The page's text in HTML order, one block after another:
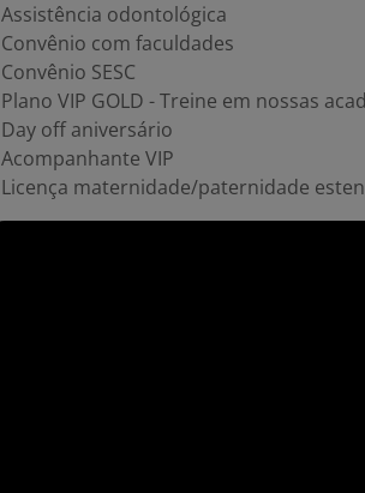
odontológica
com faculdades
SESC
VIP GOLD - Treine em nossas
off aniversário
VIP
maternidade/paternidade